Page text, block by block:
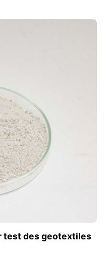
produit
test des geotextiles